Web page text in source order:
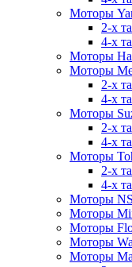
Моторы
2-х
4-х
Моторы
Моторы
2-х
4-х
Моторы
2-х
4-х
Моторы
2-х
4-х
Моторы
Моторы
Моторы
Моторы
Моторы